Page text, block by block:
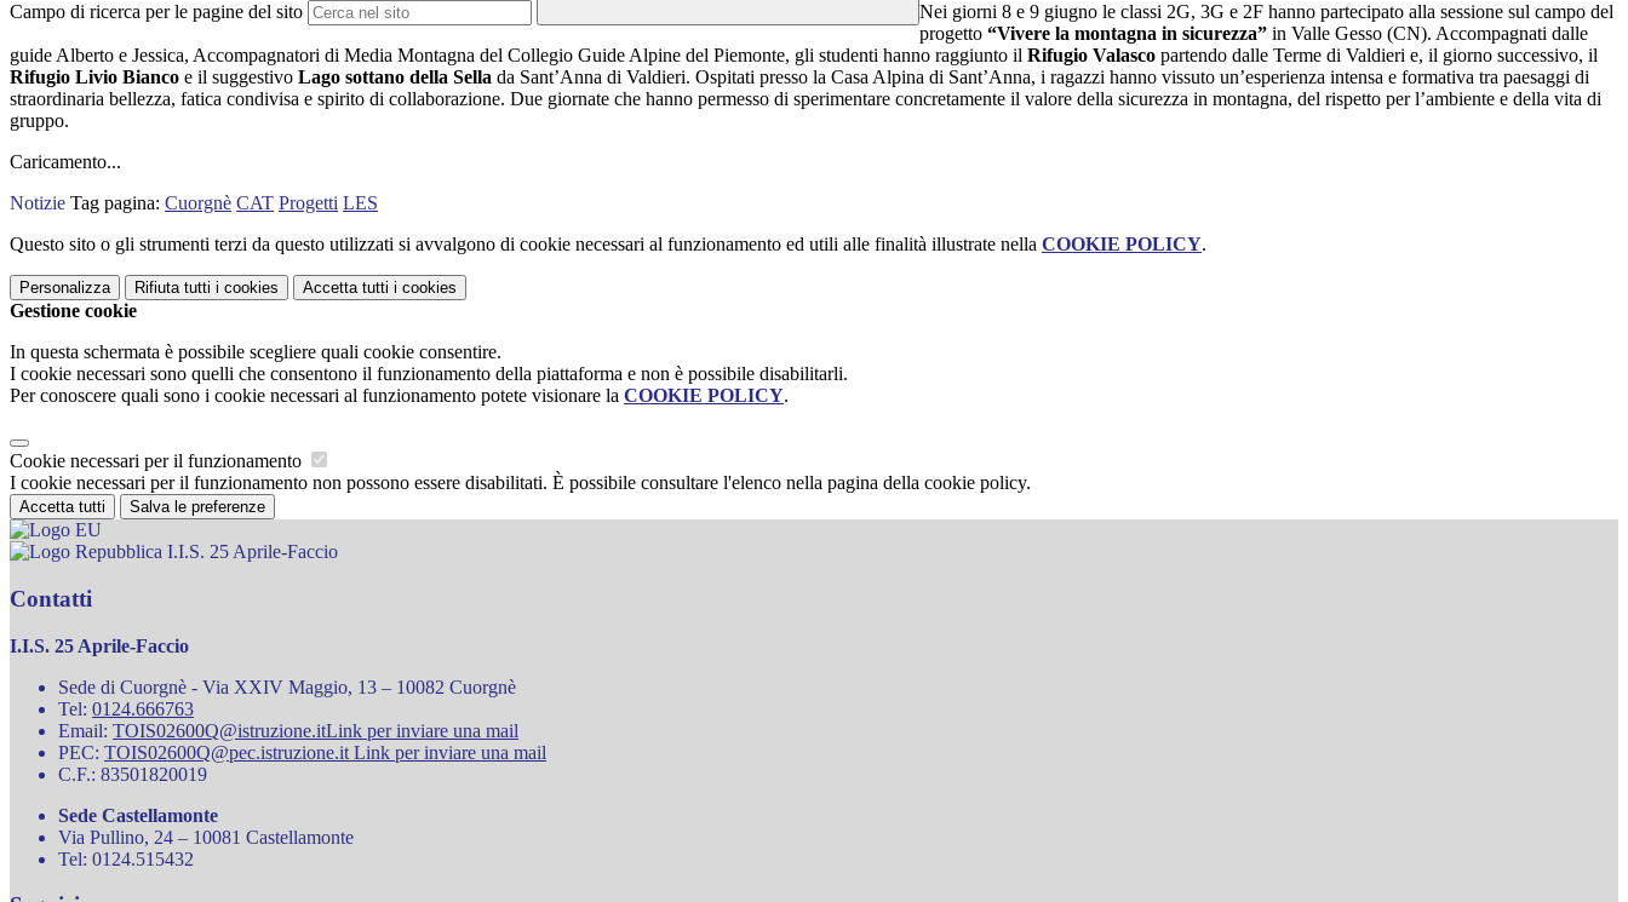
Campo di ricerca per le pagine del sito
Nei giorni 8 e 9 giugno le classi 2G, 3G e 2F hanno partecipato alla sessione sul campo del
progetto “Vivere la montagna in sicurezza” in Valle Gesso (CN). Accompagnati dalle
guide Alberto e Jessica, Accompagnatori di Media Montagna del Collegio Guide Alpine del Piemonte, gli studenti hanno raggiunto il Rifugio Valasco partendo dalle Terme di Valdieri e, il giorno successivo, il
Rifugio Livio Bianco e il suggestivo Lago sottano della Sella da Sant’Anna di Valdieri. Ospitati presso la Casa Alpina di Sant’Anna, i ragazzi hanno vissuto un’esperienza intensa e formativa tra paesaggi di
straordinaria bellezza, fatica condivisa e spirito di collaborazione. Due giornate che hanno permesso di sperimentare concretamente il valore della sicurezza in montagna, del rispetto per l’ambiente e della vita di
gruppo.
Caricamento...
Notizie Tag pagina: Cuorgnè CAT Progetti LES
Questo sito o gli strumenti terzi da questo utilizzati si avvalgono di cookie necessari al funzionamento ed utili alle finalità illustrate nella COOKIE POLICY.
Personalizza Rifiuta tutti i cookies Accetta tutti i cookies
Gestione cookie
In questa schermata è possibile scegliere quali cookie consentire.
I cookie necessari sono quelli che consentono il funzionamento della piattaforma e non è possibile disabilitarli.
Per conoscere quali sono i cookie necessari al funzionamento potete visionare la COOKIE POLICY.
Cookie necessari per il funzionamento
I cookie necessari per il funzionamento non possono essere disabilitati. È possibile consultare l'elenco nella pagina della cookie policy.
Accetta tutti Salva le preferenze
I.I.S. 25 Aprile-Faccio
Contatti
I.I.S. 25 Aprile-Faccio
Sede di Cuorgnè - Via XXIV Maggio, 13 – 10082 Cuorgnè
Tel: 0124.666763
Email: TOIS02600Q@istruzione.itLink per inviare una mail
PEC: TOIS02600Q@pec.istruzione.it Link per inviare una mail
C.F.: 83501820019
Sede Castellamonte
Via Pullino, 24 – 10081 Castellamonte
Tel: 0124.515432